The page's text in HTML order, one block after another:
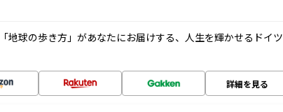
地球の歩き方」があなたにお届けする、人生を輝かせるドイツ
詳細を見る